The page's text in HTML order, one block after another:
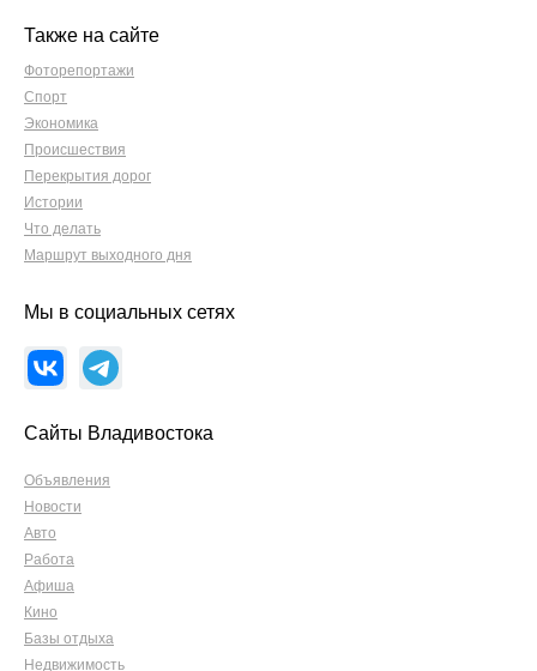
Также на сайте
Фоторепортажи
Спорт
Экономика
Происшествия
Перекрытия дорог
Истории
Что делать
Маршрут выходного дня
Мы в социальных сетях
Сайты Владивостока
Объявления
Новости
Авто
Работа
Афиша
Кино
Базы отдыха
Недвижимость